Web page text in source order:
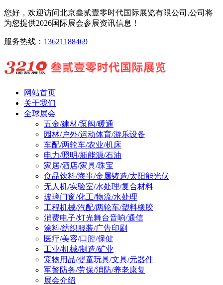
您好，欢迎访问北京叁贰壹零时代国际展览有限公司,公司将
为您提供2026国际展会参展资讯信息！
服务热线： 13621188469
网站首页
关于我们
全球展会
五金/建材/泵阀/暖通
园林/户外/运动体育/游乐设备
车配/两轮车/农业/机床
电力/照明/新能源/石油
家居/酒店/家具/珠宝
食品饮料/海事/金属铸造/太阳能光伏
无人机/实验室/水处理/复合材料
玻璃门窗/化工/物流/水处理
工程机械/汽配/两轮车/塑料橡胶
消费电子/灯光舞台音响/通信
涂料/纺织服装/广告印刷
医疗/美容/口腔/保健
工业/机械/制造/矿业
宠物用品/婴童玩具/文具/元器件
军警防务/劳保/消防/养老康复
展会介绍